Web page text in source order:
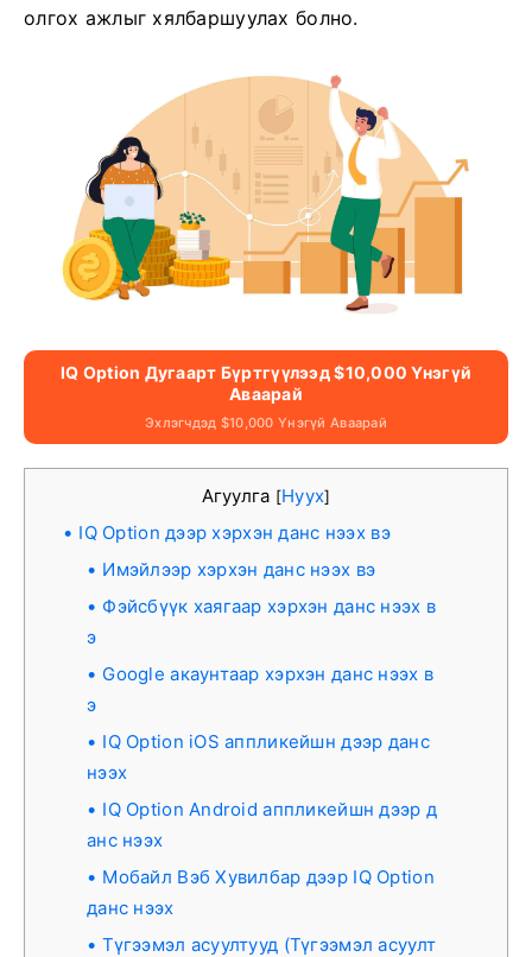
олгох ажлыг хялбаршуулах болно.
IQ Option Дугаарт Бүртгүүлээд $10,000 Үнэгүй
Аваарай
Эхлэгчдэд $10,000 Үнэгүй Аваарай
Агуулга [Нуух]
IQ Option дээр хэрхэн данс нээх вэ
Имэйлээр хэрхэн данс нээх вэ
Фэйсбүүк хаягаар хэрхэн данс нээх в
э
Google акаунтаар хэрхэн данс нээх в
э
IQ Option iOS аппликейшн дээр данс
нээх
IQ Option Android аппликейшн дээр д
анс нээх
Мобайл Вэб Хувилбар дээр IQ Option
данс нээх
Түгээмэл асуултууд (Түгээмэл асуулт